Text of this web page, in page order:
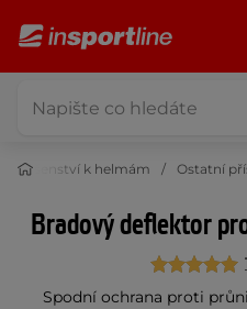
k helmám Ostatní
Bradový deflektor
Spodní ochrana proti